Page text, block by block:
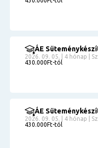
ÁE
2026. 09. 05. | 4 hónap |
430.000Ft-tól
ÁE
2026. 09. 05. | 4 hónap |
430.000Ft-tól